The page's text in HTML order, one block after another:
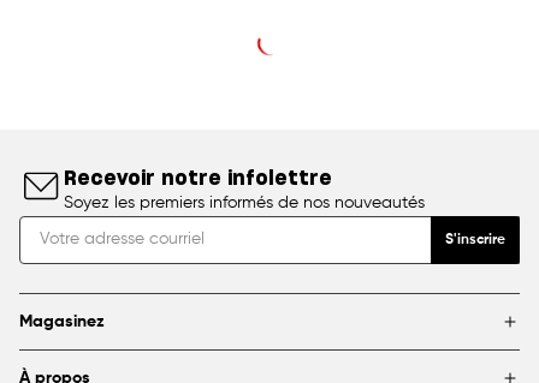
Recevoir notre infolettre
Soyez les premiers informés de nos nouveautés
S'inscrire
Magasinez
Marques
À propos